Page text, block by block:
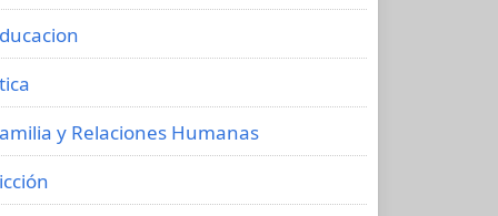
y Relaciones Humanas